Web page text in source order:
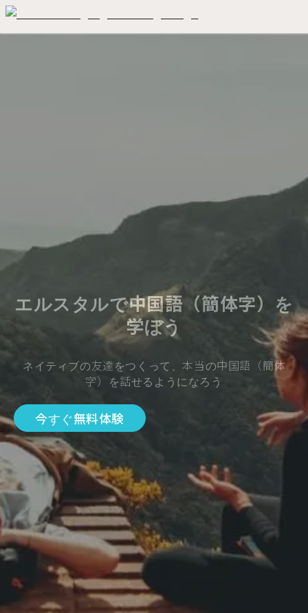
エルスタルで中国語（簡体字）を
学ぼう
ネイティブの友達をつくって、本当の中国語（簡体
字）を話せるようになろう
今すぐ無料体験